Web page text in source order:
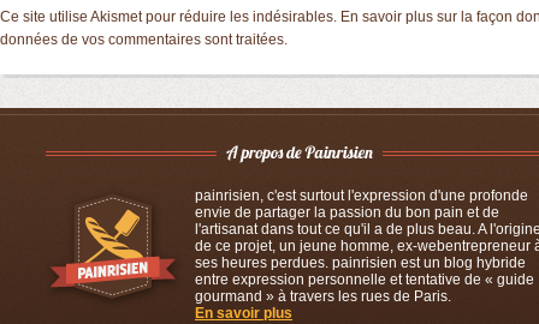
Ce site utilise Akismet pour réduire les indésirables. En savoir plus sur la façon
données de vos commentaires sont traitées
painrisien, c'est surtout l'expression d'une profonde
envie de partager la passion du bon pain et de
l'artisanat dans tout ce qu'il a de plus beau. A
de ce projet, un jeune homme, ex-webentrepreneur
ses heures perdues. painrisien est un blog hybride
entre expression personnelle et tentative de « guide
gourmand » à travers les rues de Paris.
En savoir plus